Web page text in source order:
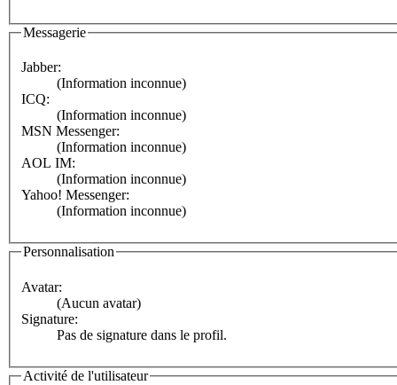
Messagerie
Jabber:
(Information inconnue)
ICQ:
(Information inconnue)
MSN Messenger:
(Information inconnue)
AOL IM:
(Information inconnue)
Yahoo! Messenger:
(Information inconnue)
Personnalisation
Avatar:
(Aucun avatar)
Signature:
Pas de signature dans le profil.
Activité de l'utilisateur